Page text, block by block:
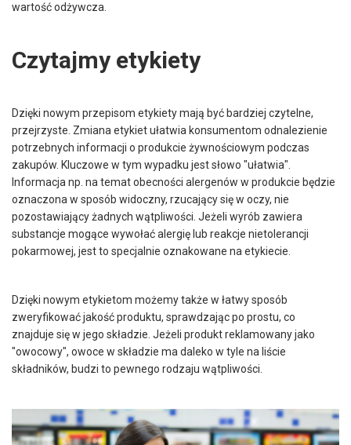
wartość odżywcza.
Czytajmy etykiety
Dzięki nowym przepisom etykiety mają być bardziej czytelne,
przejrzyste. Zmiana etykiet ułatwia konsumentom odnalezienie
potrzebnych informacji o produkcie żywnościowym podczas
zakupów. Kluczowe w tym wypadku jest słowo "ułatwia".
Informacja np. na temat obecności alergenów w produkcie będzie
oznaczona w sposób widoczny, rzucający się w oczy, nie
pozostawiający żadnych wątpliwości. Jeżeli wyrób zawiera
substancje mogące wywołać alergię lub reakcje nietolerancji
pokarmowej, jest to specjalnie oznakowane na etykiecie.
Dzięki nowym etykietom możemy także w łatwy sposób
zweryfikować jakość produktu, sprawdzając po prostu, co
znajduje się w jego składzie. Jeżeli produkt reklamowany jako
"owocowy", owoce w składzie ma daleko w tyle na liście
składników, budzi to pewnego rodzaju wątpliwości.